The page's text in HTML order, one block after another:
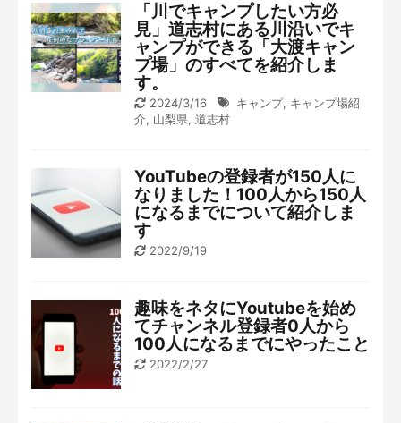
「川でキャンプしたい方必
見」道志村にある川沿いでキ
ャンプができる「大渡キャン
プ場」のすべてを紹介しま
す。
2024/3/16 キャンプ, キャンプ場紹
介, 山梨県, 道志村
YouTubeの登録者が150人に
なりました！100人から150人
になるまでについて紹介しま
す
2022/9/19
趣味をネタにYoutubeを始め
てチャンネル登録者0人から
100人になるまでにやったこと
2022/2/27